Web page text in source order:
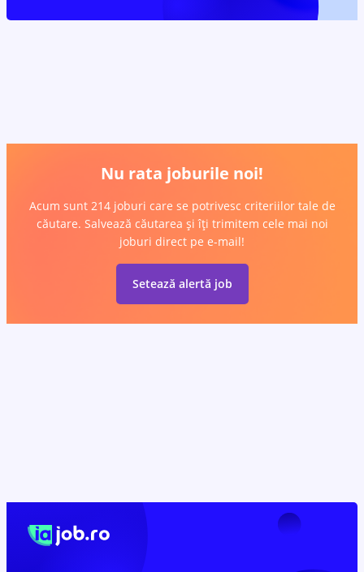
Nu rata joburile noi!
Acum sunt 214 joburi care se potrivesc criteriilor tale de
căutare. Salvează căutarea și îți trimitem cele mai noi
joburi direct pe e-mail!
Setează alertă job